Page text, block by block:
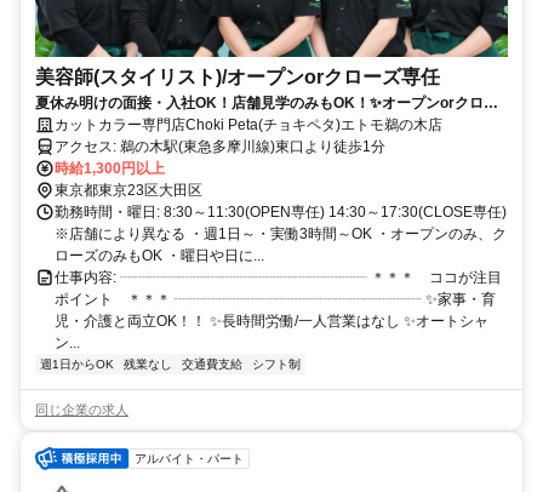
美容師(スタイリスト)/オープンorクローズ専任
夏休み明けの面接・入社OK！店舗見学のみもOK！✨オープンorクロー
ズだけの限定勤務✨お小遣い稼ぎや久しぶりのお仕事復帰にもぴった
り！カジュアル面談OK✨
カットカラー専門店Choki Peta(チョキペタ)エトモ鵜の木店
アクセス: 鵜の木駅(東急多摩川線)東口より徒歩1分
時給1,300円以上
東京都東京23区大田区
勤務時間・曜日: 8:30～11:30(OPEN専任) 14:30～17:30(CLOSE専任)
※店舗により異なる ・週1日～・実働3時間～OK ・オープンのみ、ク
ローズのみもOK ・曜日や日に...
仕事内容: ┈┈┈┈┈┈┈┈┈┈┈┈┈┈┈┈┈ ＊＊＊ ココが注目
ポイント ＊＊＊ ┈┈┈┈┈┈┈┈┈┈┈┈┈┈┈┈┈ ✨家事・育
児・介護と両立OK！！ ✨長時間労働/一人営業はなし ✨オートシャ
ン...
週1日からOK 残業なし 交通費支給 シフト制
同じ企業の求人
アルバイト・パート